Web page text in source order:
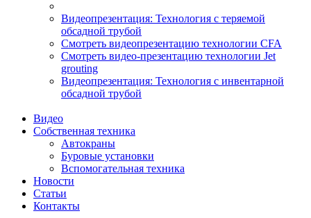
Видеопрезентация: Технология с теряемой
обсадной трубой
Смотреть видеопрезентацию технологии CFA
Смотреть видео-презентацию технологии Jet
grouting
Видеопрезентация: Технология с инвентарной
обсадной трубой
Видео
Собственная техника
Автокраны
Буровые установки
Вспомогательная техника
Новости
Статьи
Контакты